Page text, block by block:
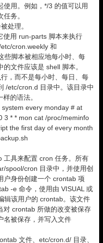
使用。例如，*/3 的值可以用
务。
处理。
使用 run-parts 脚本来执行
cron.weekly 和
些脚本被相应地每小时、每
文件应该是 shell 脚本。
，而不是每小时、每日、每
/etc/cron.d 目录中。该目录中
的语法。
every monday # at
3 * * mon cat /proc/meminfo
the first day of every month
工具来配置 cron 任务。所有
spool/cron 目录中，并使用创
户身份创建一个 crontab 项
-e 命令，使用由 VISUAL 或
辑该用户的 crontab。该文件
对 crontab 所做的改变被保存
名被保存，并写入文件
文件、etc/cron.d/ 目录、